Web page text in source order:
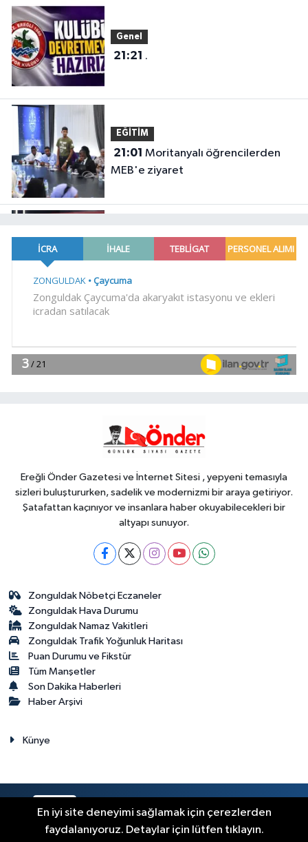
Genel
21:21 .
EĞİTİM
21:01
MEB'e ziyaret
EĞİTİM
20:57Bakan Tekin üniversite
adaylarıyla tecrübe paylaştı
Spor
19:02
mücadelesi ilk günde nefes kesti
18:55Bursa'da tarihi eser
geçirildi
18:51Eyüpsultan Meydanı
yenileniyor... İlk taşı Nuri Aslan koydu
18:45
Ereğli Önder Gazetesi ve İnternet Sitesi , yepyeni temasıyla
sizleri buluştururken, sadelik ve modernizmi bir araya getiriyor.
Şatafattan kaçınıyor ve insanlara haber okuyabilecekleri bir
altyapı sunuyor.
Zonguldak Nöbetçi Eczaneler
Zonguldak Hava Durumu
Zonguldak Namaz Vakitleri
Zonguldak Trafik Yoğunluk Haritası
Puan Durumu ve Fikstür
Tüm Manşetler
Son Dakika Haberleri
Haber Arşivi
Künye
En iyi site deneyimi sağlamak için çerezlerden
faydalanıyoruz. Detaylar için lütfen tıklayın.